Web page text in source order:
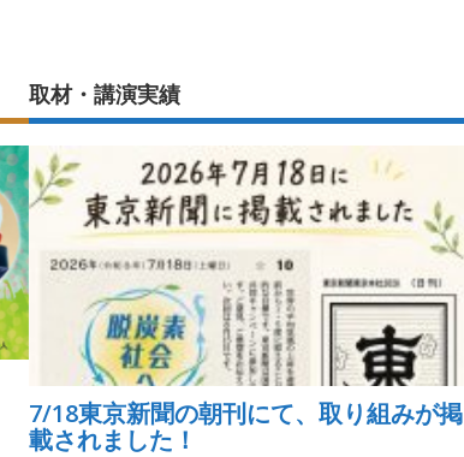
取材・講演実績
7/18東京新聞の朝刊にて、取り組みが掲
載されました！